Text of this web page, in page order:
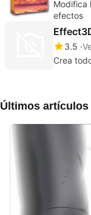
Modifica
efectos
3.5
Crea
Últimos artículos